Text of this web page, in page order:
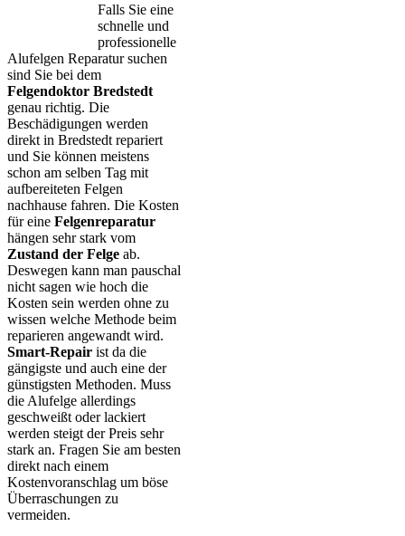
Falls Sie eine
schnelle und
professionelle
Alufelgen Reparatur suchen
sind Sie bei dem
Felgendoktor Bredstedt
genau richtig. Die
Beschädigungen werden
direkt in Bredstedt repariert
und Sie können meistens
schon am selben Tag mit
aufbereiteten Felgen
nachhause fahren. Die Kosten
für eine Felgenreparatur
hängen sehr stark vom
Zustand der Felge ab.
Deswegen kann man pauschal
nicht sagen wie hoch die
Kosten sein werden ohne zu
wissen welche Methode beim
reparieren angewandt wird.
Smart-Repair ist da die
gängigste und auch eine der
günstigsten Methoden. Muss
die Alufelge allerdings
geschweißt oder lackiert
werden steigt der Preis sehr
stark an. Fragen Sie am besten
direkt nach einem
Kostenvoranschlag um böse
Überraschungen zu
vermeiden.